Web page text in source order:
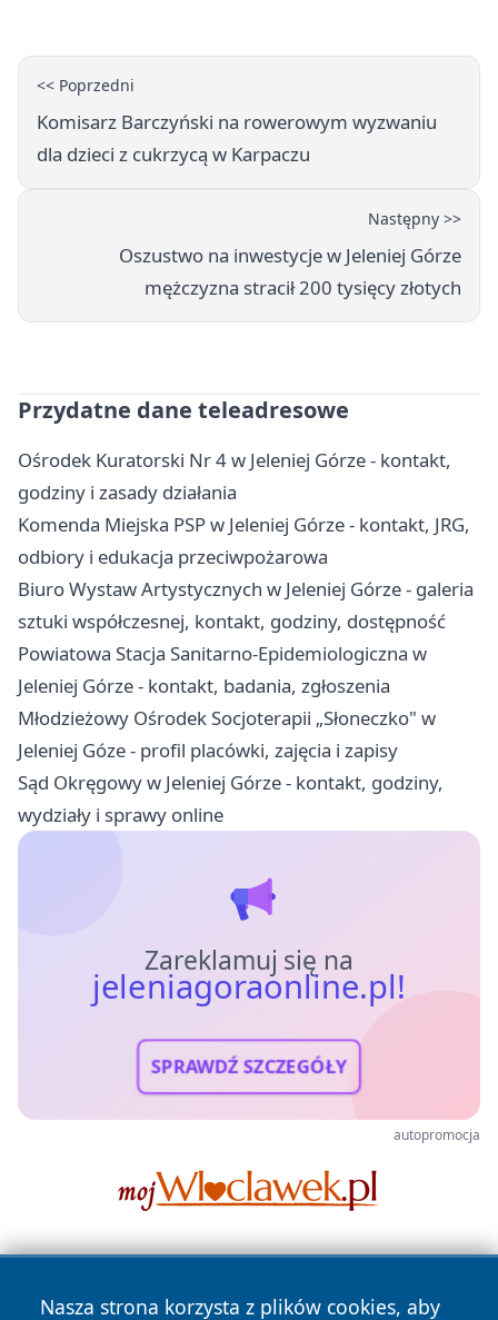
<< Poprzedni
Komisarz Barczyński na rowerowym wyzwaniu
dla dzieci z cukrzycą w Karpaczu
Następny >>
Oszustwo na inwestycje w Jeleniej Górze
mężczyzna stracił 200 tysięcy złotych
Przydatne dane teleadresowe
Ośrodek Kuratorski Nr 4 w Jeleniej Górze - kontakt,
godziny i zasady działania
Komenda Miejska PSP w Jeleniej Górze - kontakt, JRG,
odbiory i edukacja przeciwpożarowa
Biuro Wystaw Artystycznych w Jeleniej Górze - galeria
sztuki współczesnej, kontakt, godziny, dostępność
Powiatowa Stacja Sanitarno-Epidemiologiczna w
Jeleniej Górze - kontakt, badania, zgłoszenia
Młodzieżowy Ośrodek Socjoterapii „Słoneczko" w
Jeleniej Góze - profil placówki, zajęcia i zapisy
Sąd Okręgowy w Jeleniej Górze - kontakt, godziny,
wydziały i sprawy online
Zareklamuj się na
jeleniagoraonline.pl!
SPRAWDŹ SZCZEGÓŁY
autopromocja
Nasza strona korzysta z plików cookies, aby